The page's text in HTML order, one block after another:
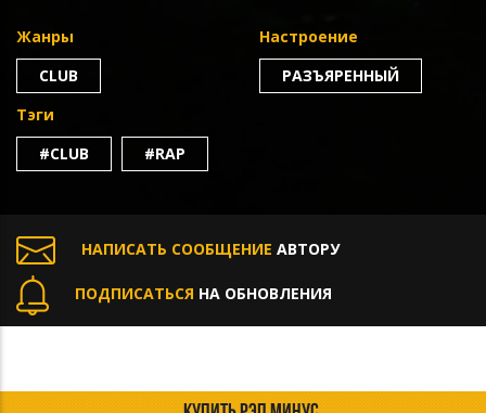
Жанры
CLUB
Настроение
РАЗЪЯРЕННЫЙ
Тэги
#CLUB
#RAP
НАПИСАТЬ СООБЩЕНИЕ АВТОРУ
ПОДПИСАТЬСЯ НА ОБНОВЛЕНИЯ